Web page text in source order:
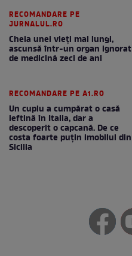
RECOMANDARE PE
JURNALUL.RO
Cheia unei vieți mai lungi,
ascunsă într-un organ ignorat
de medicină zeci de ani
RECOMANDARE PE A1.RO
Un cuplu a cumpărat o casă
ieftină în Italia, dar a
descoperit o capcană. De ce
costa foarte puțin imobilul din
Sicilia